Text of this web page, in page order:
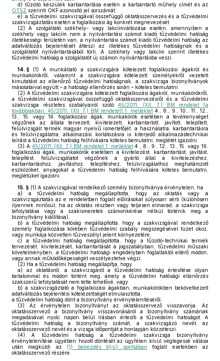
d) tűzoltó készülék karbantartása esetén a karbantartó műhely címét és az
OTSZ szerinti OKF azonosító jel sorszámát,
e) a tűzvédelmi szakvizsgával összefüggő oktatásszervezés és a tűzvédelmi
szakvizsgáztatás esetén a foglalkozási ág konkrét megnevezését.
(2) A szolgáltató székhely- vagy lakcímváltozása esetén, amennyiben a
székhely vagy lakcím nem a nyilvántartási számot kiadó tűzvédelmi hatóság
illetékességi területén van, a nyilvántartási számot kiadó tűzvédelmi hatóság az
adatváltozás bejelentését átteszi az illetékes tűzvédelmi hatóságnak és a
szolgáltatót nyilvántartásából törli. A székhely vagy lakcím szerint illetékes
tűzvédelmi hatóság a szolgáltatót új számon nyilvántartásba veszi.
14. § (1)
A munkáltató a szakvizsgára kötelezett foglalkozási ágakról és
munkakörökről, valamint a szakvizsgára kötelezett személyekről vezetett
kimutatást az ellenőrző tűzvédelmi hatóságnak, a szakvizsga bizonyítványok
másolataival együtt – a hatósági ellenőrzés során – köteles bemutatni.
(2) A tűzvédelmi szakvizsgára kötelezett foglalkozási ágakról, munkakörökről,
a tűzvédelmi szakvizsgával összefüggő oktatásszervezésről és a tűzvédelmi
szakvizsga részletes szabályairól szóló45/2011. (XII. 7.) BM rendelet [a
továbbiakban: 45/2011. (XII. 7.) BM rendelet] 1. melléklet4., 8., 9., 10., 11., 12.,
13., 15. vagy 16. foglalkozási ágak, munkakörök esetében a tevékenységet
végzőnek az általa tervezett, kivitelezett, karbantartott, javított, telepített,
felülvizsgált termék magyar nyelvű ismertetőjét, a használatra, karbantartásra
és felülvizsgálatra, alkalmazási korlátozásra is kiterjedő alkalmazástechnikai
leírást a tűzvédelmi hatóság felhívására köteles bemutatni, meglétét igazolni.
(3) A 45/2011. (XII. 7.) BM rendelet 1. melléklet4., 8., 9., 12., 13., 15. vagy 16.
foglalkozási ágak, munkakörök esetében a kivitelezést, karbantartást, javítást,
telepítést, felülvizsgálatot végzőnek a gyártó által a kivitelezéshez,
karbantartáshoz, javításhoz, telepítéshez, felülvizsgálathoz meghatározott
eszközöket, anyagokat a tűzvédelmi hatóság felhívására köteles bemutatni,
meglétüket igazolni.
15. § (1) A szakvizsgával rendelkező személy bizonyítványa érvénytelen, ha
a) a tűzvédelmi hatóság megállapította, hogy az oktatás vagy a
szakvizsgáztatás az e rendeletben foglalt előírásokat súlyosan sérti (különösen
ilyennek minősül, ha az oktatás részben vagy teljesen elmarad, a szakvizsga
lefolytatása vagy a szakismeretek számonkérése nélkül történik meg a
bizonyítvány kiállítása),
b) a tűzvédelmi hatóság megállapította, hogy a szakvizsgával rendelkező
személy foglalkozása körében tűzvédelmi szabály megszegésével tüzet okoz,
vagy munkája közvetlen tűzveszélyt jelent környezetére,
c) a tűzvédelmi hatóság megállapította, hogy a tűzoltó-technikai termék
tervezését, kivitelezését, karbantartását a jogszabályban, tűzvédelmi műszaki
követelményben, a tűzvédelmi hatósági engedélyben foglaltaktól eltérő módon,
vagy annak működőképességét veszélyeztetve végzi.
(2) Ha a tűzvédelmi hatóság megállapítja, hogy
a) az oktatásról, a szakvizsgáról a tűzvédelmi hatóság értesítése olyan
tartalommal és módon történt meg, amely a tűzvédelmi hatósági ellenőrzés
szakszerű lefolytatását nem tette lehetővé, vagy
b) a szakvizsgáztató a foglalkozási ágakban, munkakörökben bekövetkezett
adatváltozás bejelentési kötelezettségét elmulasztotta,
a tűzvédelmi hatóság dönt a bizonyítvány érvénytelenítéséről.
(3) Az érvénytelen bizonyítványt az oktatásszervező visszavonja. Az
oktatásszervező a bizonyítvány visszavonásáról a bizonyítvány számának
megadásával nyolc napon belül írásban értesíti a tűzvédelmi hatóságot. A
tűzvédelmi hatóság a bizonyítvány számát, a szakvizsgázó nevét, az
oktatásszervező nevét és a vizsga időpontját a honlapján közzéteszi.
(4) A tűzvédelmi hatóság a tűzvédelmi szakvizsga bizonyítvány
érvénytelenítése ügyében hozott döntését az ügyfélen kívül véglegessé válása
után megküldi az (1) bekezdés b)–c) pontjában foglalt esetekben az
oktatásszervező részére.